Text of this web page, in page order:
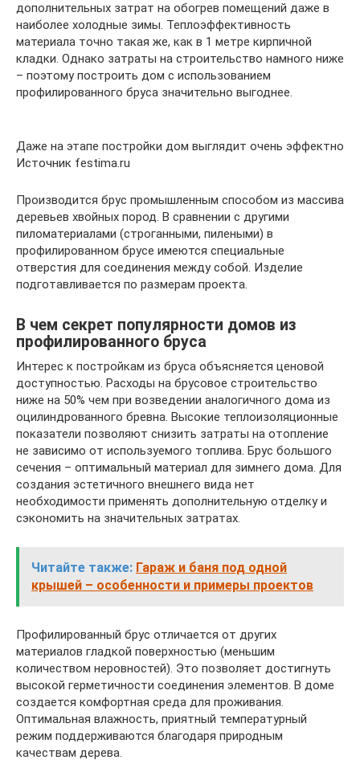
дополнительных затрат на обогрев помещений даже в
наиболее холодные зимы. Теплоэффективность
материала точно такая же, как в 1 метре кирпичной
кладки. Однако затраты на строительство намного ниже
– поэтому построить дом с использованием
профилированного бруса значительно выгоднее.
Даже на этапе постройки дом выглядит очень эффектно
Источник festima.ru
Производится брус промышленным способом из массива
деревьев хвойных пород. В сравнении с другими
пиломатериалами (строганными, пилеными) в
профилированном брусе имеются специальные
отверстия для соединения между собой. Изделие
подготавливается по размерам проекта.
В чем секрет популярности домов из
профилированного бруса
Интерес к постройкам из бруса объясняется ценовой
доступностью. Расходы на брусовое строительство
ниже на 50% чем при возведении аналогичного дома из
оцилиндрованного бревна. Высокие теплоизоляционные
показатели позволяют снизить затраты на отопление
не зависимо от используемого топлива. Брус большого
сечения – оптимальный материал для зимнего дома. Для
создания эстетичного внешнего вида нет
необходимости применять дополнительную отделку и
сэкономить на значительных затратах.
Читайте также: Гараж и баня под одной
крышей – особенности и примеры проектов
Профилированный брус отличается от других
материалов гладкой поверхностью (меньшим
количеством неровностей). Это позволяет достигнуть
высокой герметичности соединения элементов. В доме
создается комфортная среда для проживания.
Оптимальная влажность, приятный температурный
режим поддерживаются благодаря природным
качествам дерева.